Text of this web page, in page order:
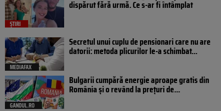
ȘTIRI
dispărut fără urmă. Ce s-ar fi întâmplat
MEDIAFAX
Secretul unui cuplu de pensionari care nu are
datorii: metoda plicurilor le-a schimbat...
GANDUL.RO
Bulgarii cumpără energie aproape gratis din
România și o revând la prețuri de...